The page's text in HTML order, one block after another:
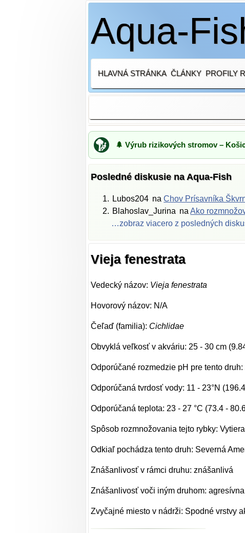
Aqua-
HLAVNÁ STRÁNKA ČLÁNKY PROFILY
🌲 Výrub rizikových stromov –
Posledné diskusie na Aqua-Fish
Lubos204 naChov Prísavníka
Blahoslav_Jurina naAko
…zobraz viacero z posledných
Vieja fenestrata
Vedecký názov: Vieja fenestrata
Hovorový názov: N/A
Čeľaď (familia): Cichlidae
Obvyklá veľkosť v akváriu: 25 - 30 cm
Odporúčané rozmedzie pH pre tento druh:
Odporúčaná tvrdosť vody: 11 - 23°N
Odporúčaná teplota: 23 - 27 °C (73.4 -
Spôsob rozmnožovania tejto rybky:
Odkiaľ pochádza tento druh: Severná
Znášanlivosť v rámci druhu: znášanlivá
Znášanlivosť voči iným druhom:
Zvyčajné miesto v nádrži: Spodné vrstvy